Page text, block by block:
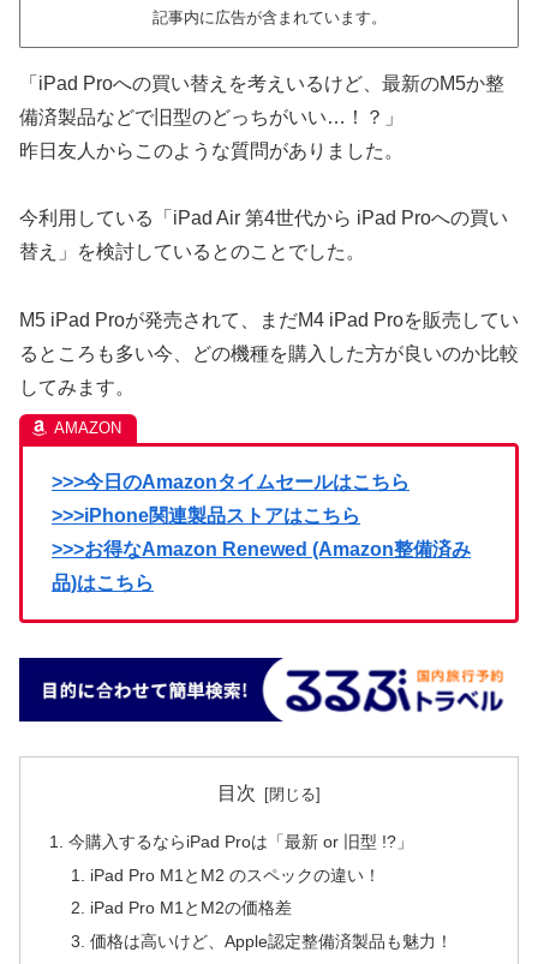
記事内に広告が含まれています。
「iPad Proへの買い替えを考えいるけど、最新のM5か整
備済製品などで旧型のどっちがいい…！？」
昨日友人からこのような質問がありました。
今利用している「iPad Air 第4世代から iPad Proへの買い
替え」を検討しているとのことでした。
M5 iPad Proが発売されて、まだM4 iPad Proを販売してい
るところも多い今、どの機種を購入した方が良いのか比較
してみます。
>>>今日のAmazonタイムセールはこちら
>>>iPhone関連製品ストアはこちら
>>>お得なAmazon Renewed (Amazon整備済み
品)はこちら
目次
今購入するならiPad Proは「最新 or 旧型 !?」
iPad Pro M1とM2 のスペックの違い！
iPad Pro M1とM2の価格差
価格は高いけど、Apple認定整備済製品も魅力！